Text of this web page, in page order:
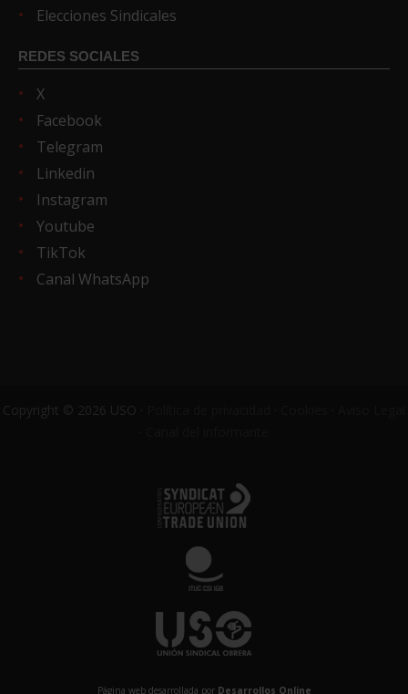
Elecciones Sindicales
REDES SOCIALES
X
Facebook
Telegram
Linkedin
Instagram
Youtube
TikTok
Canal WhatsApp
Copyright © 2026 USO ·
Página web desarrollada por Desarrollos Online